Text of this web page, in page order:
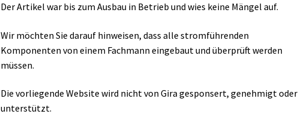
Der Artikel war bis zum Ausbau in Betrieb und wies keine Mängel auf.
Wir möchten Sie darauf hinweisen, dass alle stromführenden
Komponenten von einem Fachmann eingebaut und überprüft werden
müssen.
Die vorliegende Website wird nicht von Gira gesponsert, genehmigt oder
unterstützt.